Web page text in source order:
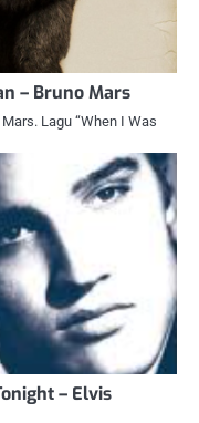
– Bruno Mars
Lagu “When I Was
– Elvis